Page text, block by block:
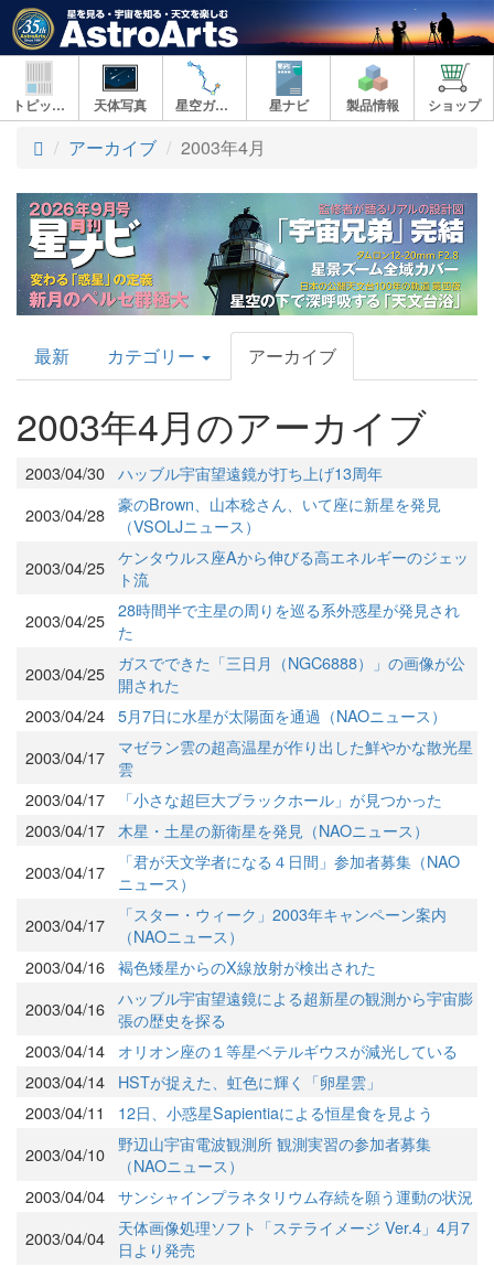
トピックス 天体写真 星空ガイド 星ナビ 製品情報 ショップ
アーカイブ 2003年4月
AstroArts
Topics
最新 カテゴリー アーカイブ
2003年4月のアーカイブ
2003/04/30 ハッブル宇宙望遠鏡が打ち上げ13周年
2003/04/28 豪のBrown、山本稔さん、いて座に新星を発見
（VSOLJニュース）
2003/04/25 ケンタウルス座Aから伸びる高エネルギーのジェッ
ト流
2003/04/25 28時間半で主星の周りを巡る系外惑星が発見され
た
2003/04/25
ガスでできた「三日月（NGC6888）」の画像が公
開された
2003/04/24 5月7日に水星が太陽面を通過（NAOニュース）
2003/04/17
マゼラン雲の超高温星が作り出した鮮やかな散光星
雲
2003/04/17
「小さな超巨大ブラックホール」が見つかった
2003/04/17 木星・土星の新衛星を発見（NAOニュース）
2003/04/17
「君が天文学者になる４日間」参加者募集（NAO
ニュース）
2003/04/17
「スター・ウィーク」2003年キャンペーン案内
（NAOニュース）
2003/04/16 褐色矮星からのX線放射が検出された
2003/04/16 ハッブル宇宙望遠鏡による超新星の観測から宇宙膨
張の歴史を探る
2003/04/14
オリオン座の１等星ベテルギウスが減光している
2003/04/14
HSTが捉えた、虹色に輝く「卵星雲」
2003/04/11
12日、小惑星Sapientiaによる恒星食を見よう
2003/04/10
野辺山宇宙電波観測所 観測実習の参加者募集
（NAOニュース）
2003/04/04 サンシャインプラネタリウム存続を願う運動の状況
2003/04/04
天体画像処理ソフト「ステライメージ Ver.4」4月7
日より発売